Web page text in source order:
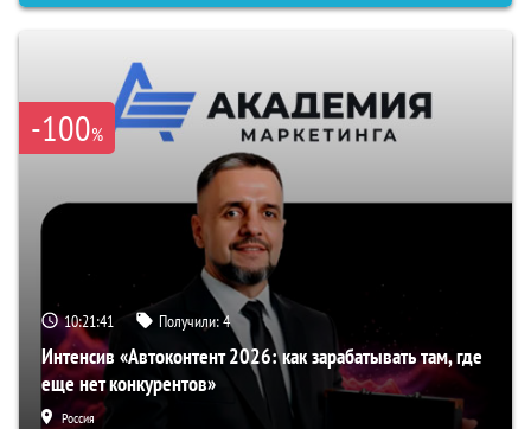
-100%
10:21:40 Получили:4
Интенсив «Автоконтент 2026: как зарабатывать там, где
еще нет конкурентов»
Россия